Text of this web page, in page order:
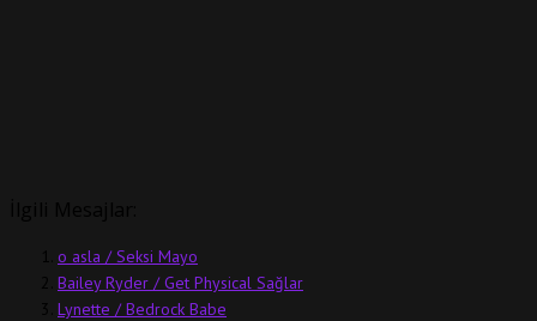
o asla / Seksi Mayo
Bailey Ryder / Get Physical Sağlar
Lynette / Bedrock Babe